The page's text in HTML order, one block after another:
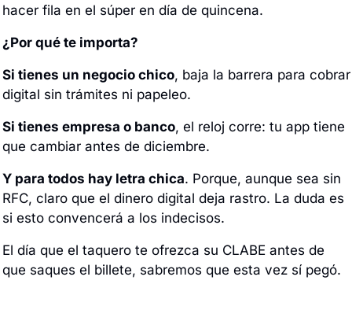
hacer fila en el súper en día de quincena.
¿Por qué te importa?
Si tienes un negocio chico, baja la barrera para cobrar
digital sin trámites ni papeleo.
Si tienes empresa o banco, el reloj corre: tu app tiene
que cambiar antes de diciembre.
Y para todos hay letra chica. Porque, aunque sea sin
RFC, claro que el dinero digital deja rastro. La duda es
si esto convencerá a los indecisos.
El día que el taquero te ofrezca su CLABE antes de
que saques el billete, sabremos que esta vez sí pegó.